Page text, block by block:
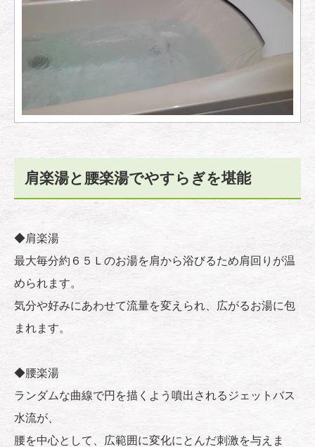
肩楽湯と腰楽湯でやすらぎを堪能
◆肩楽湯
最大毎分約６５Ｌのお湯を肩から浴びるため肩回りが温
められます。
気分や好みにあわせて流量を変えられ、広がるお湯に包
まれます。
◆腰楽湯
ランダムな曲線で円を描くよう噴出されるジェットバス
水流が、
腰を中心として、広範囲に変化にとんだ刺激を与えま